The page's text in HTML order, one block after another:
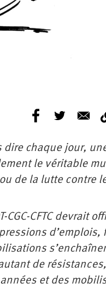
chaque jour,
le véritable
de la lutte contre
CGC-CFTC devrait
de
et des